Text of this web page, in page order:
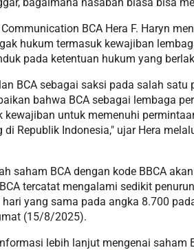
BCA Hera F. Haryn
hukum termasuk kewajiban
pada ketentuan hukum yang
BCA sebagai saksi pada salah satu
bahwa BCA sebagai lembaga
kewajiban untuk memenuhi
Republik Indonesia," ujar Hera
saham BCA dengan kode BBCA
tercatat mengalami sedikit
yang sama pada angka 8.700
(15/8/2025).
lebih lanjut mengenai saham